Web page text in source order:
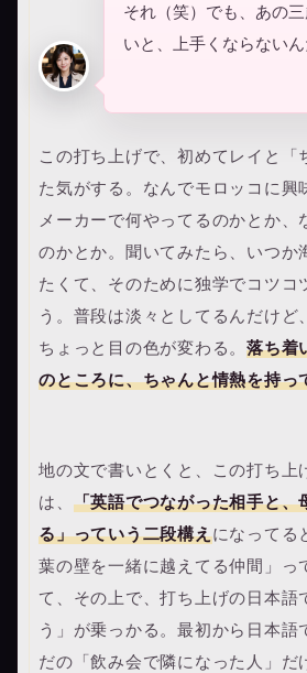
それ（笑）でも、あの
いと、上手くならない
この打ち上げで、初めてレイと「
た気がする。なんでモロッコに興
メーカーで何やってるのかとか、
のかとか。聞いてみたら、いつか
たくて、そのために独学でコツコ
う。普段は淡々としてるんだけど
ちょっと目の色が変わる。 落ち着
のところに、ちゃんと情熱を持っ
地の文で書いとくと、この打ち上
は、 「英語でつながった相手と、
る」っていう二段構えになってる
葉の壁を一緒に越えてる仲間」っ
て、その上で、打ち上げの日本語
う」が乗っかる。最初から日本語
だの「飲み会で隣になった人」だ